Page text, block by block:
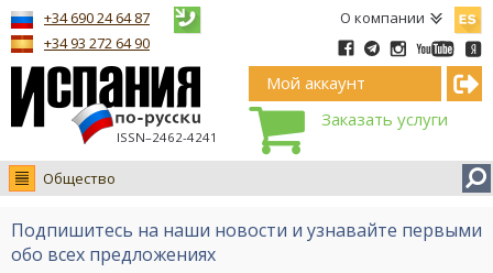
О компании
ISSN–2462-4241
+34 690 24 64 87
+34 93 272 64 90
Мой аккаунт
Заказать услуги
Общество
Новости
Интервью
Подпишитесь на наши новости и узнавайте первыми
обо всех предложениях